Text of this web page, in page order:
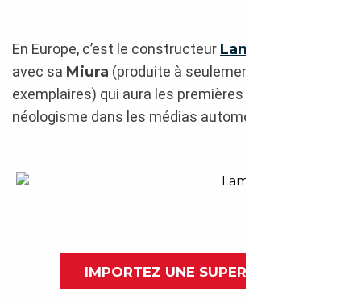
En Europe, c’est le constructeur Lamborghini
avec sa Miura (produite à seulement 764
exemplaires) qui aura les premières faveurs de ce
néologisme dans les médias automobiles.
IMPORTEZ UNE SUPERCAR